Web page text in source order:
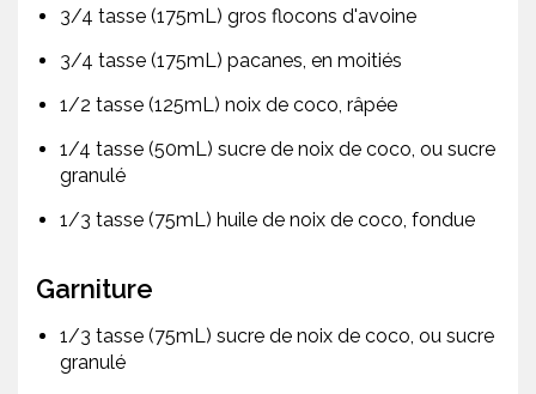
3/4 tasse (175mL) gros flocons d'avoine
3/4 tasse (175mL) pacanes, en moitiés
1/2 tasse (125mL) noix de coco, râpée
1/4 tasse (50mL) sucre de noix de coco, ou sucre
granulé
1/3 tasse (75mL) huile de noix de coco, fondue
Garniture
1/3 tasse (75mL) sucre de noix de coco, ou sucre
granulé